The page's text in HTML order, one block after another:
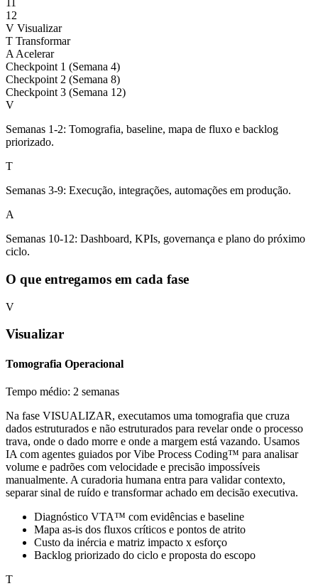
12
V Visualizar
T Transformar
A Acelerar
Checkpoint 1 (Semana 4)
Checkpoint 2 (Semana 8)
Checkpoint 3 (Semana 12)
V
Semanas 1-2: Tomografia, baseline, mapa de fluxo e backlog
priorizado.
T
Semanas 3-9: Execução, integrações, automações em produção.
A
Semanas 10-12: Dashboard, KPIs, governança e plano do próximo
ciclo.
O que entregamos em cada fase
V
Visualizar
Tomografia Operacional
Tempo médio: 2 semanas
Na fase VISUALIZAR, executamos uma tomografia que cruza
dados estruturados e não estruturados para revelar onde o processo
trava, onde o dado morre e onde a margem está vazando. Usamos
IA com agentes guiados por Vibe Process Coding™ para analisar
volume e padrões com velocidade e precisão impossíveis
manualmente. A curadoria humana entra para validar contexto,
separar sinal de ruído e transformar achado em decisão executiva.
Diagnóstico VTA™ com evidências e baseline
Mapa as-is dos fluxos críticos e pontos de atrito
Custo da inércia e matriz impacto x esforço
Backlog priorizado do ciclo e proposta do escopo
T